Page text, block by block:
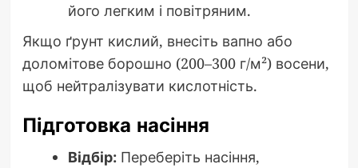
його легким і повітряним.
Якщо ґрунт кислий, внесіть вапно або
доломітове борошно (200–300 г/м²) восени,
щоб нейтралізувати кислотність.
Підготовка насіння
Відбір:Переберіть насіння,